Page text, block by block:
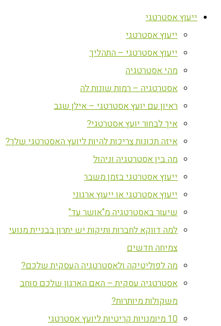
ייעוץ אסטרטגי
ייעוץ אסטרטגי
ייעוץ אסטרטגי – התהליך
מהי אסטרטגיה
אסטרטגיה – רמות שונות לה
ראיון עם יועץ אסטרטגי – אילן שגב
איך לבחור יועץ אסטרטגי?
איזה תכונות צריכות להיות ליועץ האסטרטגי שלך?
מה בין אסטרטגיה וניהול
ייעוץ אסטרטגי בזמן משבר
ייעוץ אסטרטגי או ייעוץ ארגוני
שיעור באסטרטגיה מ"אושר עד"
למה דווקא לחברות ותיקות יש יתרון בבניית מנועי
צמיחה חדשים
מה לפוליטיקה ולאסטרטגיה העסקית שלכם?
אסטרטגיה עסקית – האם הארגון שלכם סוחב
משקולות מיותרות?
10 מיומנויות קריטיות ליועץ אסטרטגי